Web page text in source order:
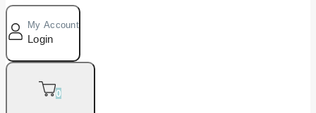
My Account
Login
0